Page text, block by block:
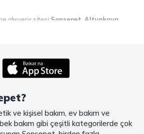
alışveriş sitesi Sonsepet Altunkaya
vermektedir! Sonsepet, online alışveriş
seçenekleriyle, alışveriş yaparken
verimli şekilde kullanırsınız.
Keyfinizi Sonsepet'te Yaşayın!
eşsiz lezzetleriyle tanışın ve kahve
Filtre ve çekirdek kahve, kapsül kahve,
ve kişisel bakım, ev bakım ve
bakım gibi çeşitli kategorilerde çok